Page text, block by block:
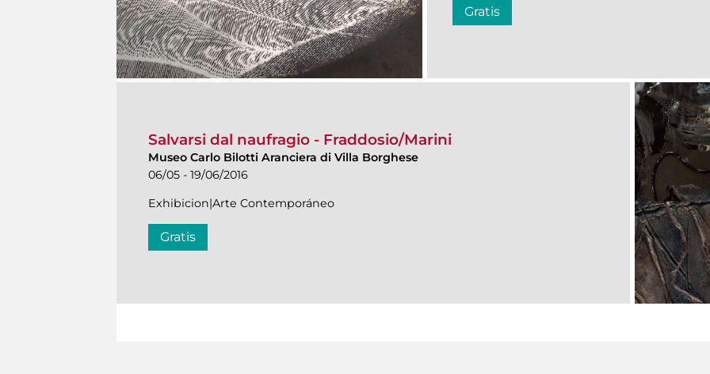
Gratis
Salvarsi dal naufragio - Fraddosio/Marini
Museo Carlo Bilotti Aranciera di Villa Borghese
06/05 - 19/06/2016
Exhibicion|Arte Contemporáneo
Gratis